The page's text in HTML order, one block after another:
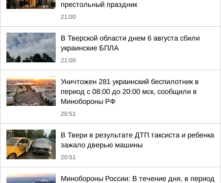
престольный праздник
21:00
В Тверской области днем 6 августа сбили
украинские БПЛА
21:00
Уничтожен 281 украинский беспилотник в
период с 08:00 до 20:00 мск, сообщили в
Минобороны РФ
20:51
В Твери в результате ДТП таксиста и ребенка
зажало дверью машины
20:51
Минобороны России: В течение дня, в период